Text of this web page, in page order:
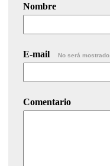
Nombre
E-mail No será mostrado.
Comentario